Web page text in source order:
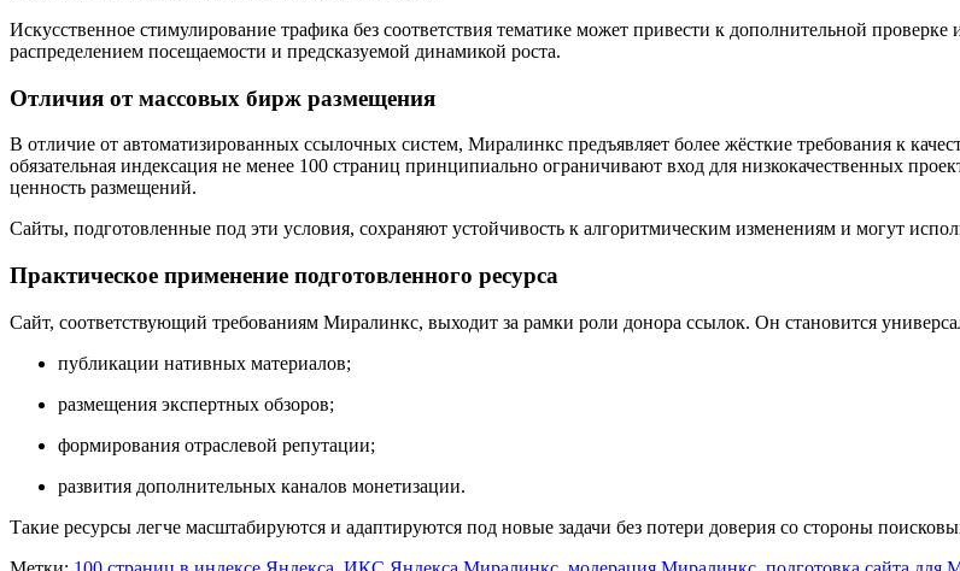
Искусственное стимулирование трафика без соответствия тематике может привести к дополнительной
распределением посещаемости и предсказуемой динамикой роста.
Отличия от массовых бирж размещения
В отличие от автоматизированных ссылочных систем, Миралинкс предъявляет более жёсткие требования к
обязательная индексация не менее 100 страниц принципиально ограничивают вход для низкокачественных
ценность размещений.
Сайты, подготовленные под эти условия, сохраняют устойчивость к алгоритмическим изменениям и могут
Практическое применение подготовленного ресурса
Сайт, соответствующий требованиям Миралинкс, выходит за рамки роли донора ссылок. Он становится
публикации нативных материалов;
размещения экспертных обзоров;
формирования отраслевой репутации;
развития дополнительных каналов монетизации.
Такие ресурсы легче масштабируются и адаптируются под новые задачи без потери доверия со стороны